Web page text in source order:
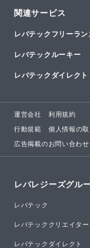
関連サービス
レバテックフリーラン
レバテックルーキー
レバテックダイレクト
運営会社 利用規約
行動規範 個人情報の
広告掲載のお問い合わせ
レバレジーズグル
レバテック
レバテッククリエイター
レバテックダイレクト